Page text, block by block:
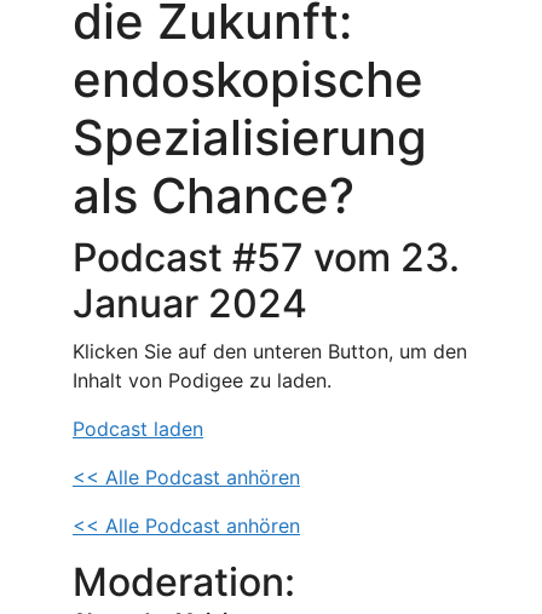
die Zukunft:
endoskopische
Spezialisierung
als Chance?
Podcast #57 vom 23.
Januar 2024
Klicken Sie auf den unteren Button, um den
Inhalt von Podigee zu laden.
Podcast laden
<< Alle Podcast anhören
<< Alle Podcast anhören
Moderation: